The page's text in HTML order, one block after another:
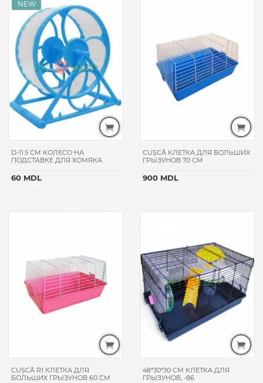
D-11.5 CM КОЛЕСО НА
ПОДСТАВКЕ ДЛЯ ХОМЯКА
60 MDL
CUȘCĂ КЛЕТКА ДЛЯ БОЛЬШИХ
ГРЫЗУНОВ 70 СМ
900 MDL
CUȘCĂ R1 КЛЕТКА ДЛЯ
БОЛЬШИХ ГРЫЗУНОВ 60 СМ
48*30*30 CM КЛЕТКА ДЛЯ
ГРЫЗУНОВ, -86